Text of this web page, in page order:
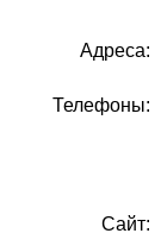
Адреса:
Телефоны:
Сайт: